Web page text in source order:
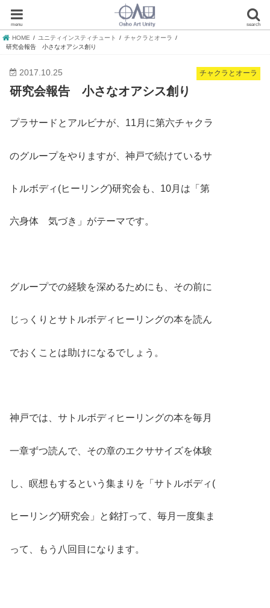
search
menu
HOME ユニティインスティチュート
チャクラとオーラ
研究会報告 小さなオアシス創り
チャクラとオーラ
2017.10.25
研究会報告 小さなオアシス創り
プラサードとアルビナが、11月に第六チャクラ
のグループをやりますが、神戸で続けているサ
トルボディ(ヒーリング)研究会も、10月は「第
六身体 気づき」がテーマです。
グループでの経験を深めるためにも、その前に
じっくりとサトルボディヒーリングの本を読ん
でおくことは助けになるでしょう。
神戸では、サトルボディヒーリングの本を毎月
一章ずつ読んで、その章のエクササイズを体験
し、瞑想もするという集まりを「サトルボディ(
ヒーリング)研究会」と銘打って、毎月一度集ま
って、もう八回目になります。